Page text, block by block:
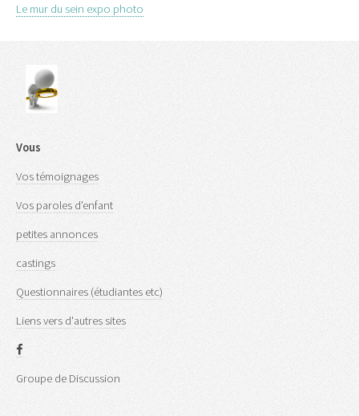
Le mur du sein expo photo
Vous
Vos témoignages
Vos paroles d'enfant
petites annonces
castings
Questionnaires (étudiantes etc)
Liens vers d'autres sites
Groupe de Discussion